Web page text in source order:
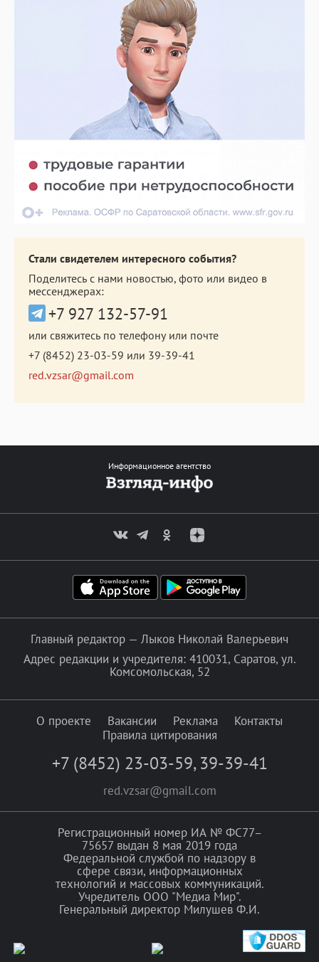
Стали свидетелем интересного события?
Поделитесь с нами новостью, фото или видео в
мессенджерах:
+7 927 132-57-91
или свяжитесь по телефону или почте
+7 (8452) 23-03-59 или 39-39-41
red.vzsar@gmail.com
Информационное агентство
Главный редактор — Лыков Николай Валерьевич
Адрес редакции и учредителя: 410031, Саратов, ул.
Комсомольская, 52
О проекте Вакансии Реклама
Контакты
Правила цитирования
+7 (8452) 23-03-59, 39-39-41
red.vzsar@gmail.com
Регистрационный номер ИА № ФС77–
75657 выдан 8 мая 2019 года
Федеральной службой по надзору в
сфере связи, информационных
технологий и массовых коммуникаций.
Учредитель ООО "Медиа Мир".
Генеральный директор Милушев Ф.И.